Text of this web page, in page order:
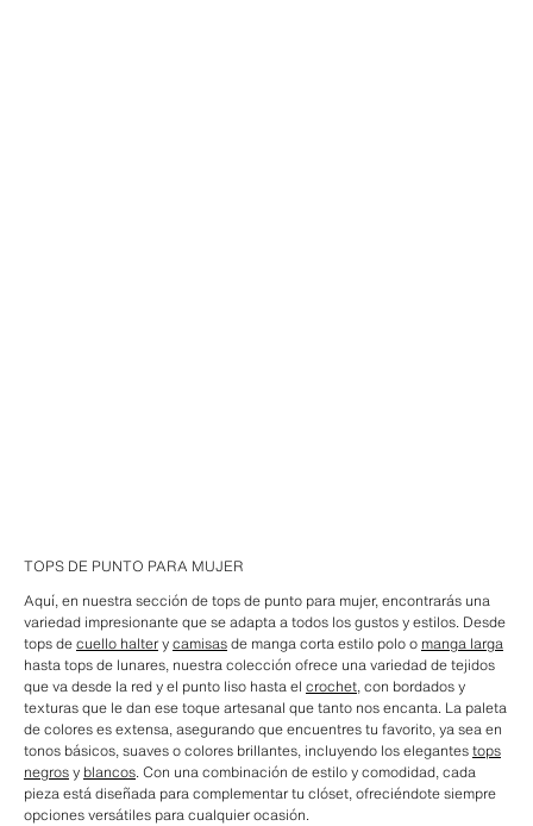
TOPS DE PUNTO PARA MUJER
Aquí, en nuestra sección de tops de punto para mujer, encontrarás una
variedad impresionante que se adapta a todos los gustos y estilos. Desde
tops decuello halterycamisasde manga corta estilo polo o manga larga
hasta tops de lunares, nuestra colección ofrece una variedad de tejidos
que va desde la red y el punto liso hasta el crochet, con bordados y
texturas que le dan ese toque artesanal que tanto nos encanta. La paleta
de colores es extensa, asegurando que encuentres tu favorito, ya sea en
tonos básicos, suaves o colores brillantes, incluyendo los elegantestops
negrosy blancos. Con una combinación de estilo y comodidad, cada
pieza está diseñada para complementar tu clóset, ofreciéndote siempre
opciones versátiles para cualquier ocasión.